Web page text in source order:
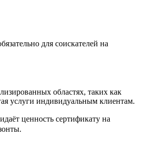
для соискателей на
областях, таких как
услуги индивидуальным клиентам.
ценность сертификату на